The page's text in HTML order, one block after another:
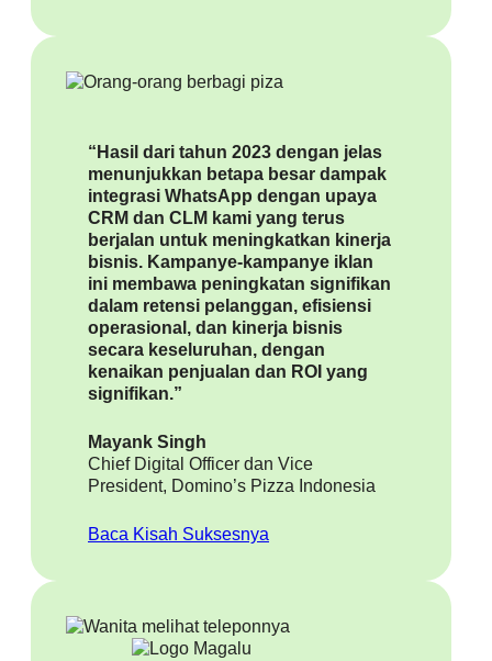
“Hasil dari tahun 2023 dengan jelas
menunjukkan betapa besar dampak
integrasi WhatsApp dengan upaya
CRM dan CLM kami yang terus
berjalan untuk meningkatkan kinerja
bisnis. Kampanye-kampanye iklan
ini membawa peningkatan signifikan
dalam retensi pelanggan, efisiensi
operasional, dan kinerja bisnis
secara keseluruhan, dengan
kenaikan penjualan dan ROI yang
signifikan.”
Mayank Singh
Chief Digital Officer dan Vice
President, Domino’s Pizza Indonesia
Baca Kisah Suksesnya